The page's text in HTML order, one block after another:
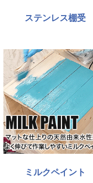
ステンレス棚受
ミルクペイント